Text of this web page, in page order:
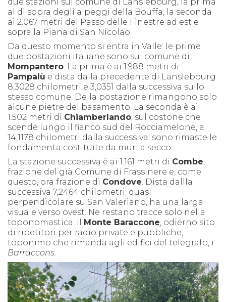
due stazioni sul comune di Lanslebourg, la prima
al di sopra degli alpeggi della Bouffa, la seconda
ai 2.067 metri del Passo delle Finestre ad est e
sopra la Piana di San Nicolao.
Da questo momento si entra in Valle: le prime
due postazioni italiane sono sul comune di
Mompantero. La prima è ai 1.988 metri di
Pampalù e dista dalla precedente di Lanslebourg
8,3028 chilometri e 3,0351 dalla successiva sullo
stesso comune. Della postazione rimangono solo
alcune pietre del basamento. La seconda è ai
1.502 metri di Chiamberlando, sul costone che
scende lungo il fianco sud del Rocciamelone, a
14,1178 chilometri dalla successiva: sono rimaste le
fondamenta costituite da muri a secco.
La stazione successiva è ai 1.161 metri di Combe,
frazione del già Comune di Frassinere e, come
questo, ora frazione di Condove. Dista dallla
successiva 7,2464 chilometri: quasi
perpendicolare su San Valeriano, ha una larga
visuale verso ovest. Ne restano tracce solo nella
toponomastica: il
Monte Baraccone, odierno sito
di ripetitori per radio private e pubbliche,
toponimo che rimanda agli edifici del telegrafo, i
Barraccons.